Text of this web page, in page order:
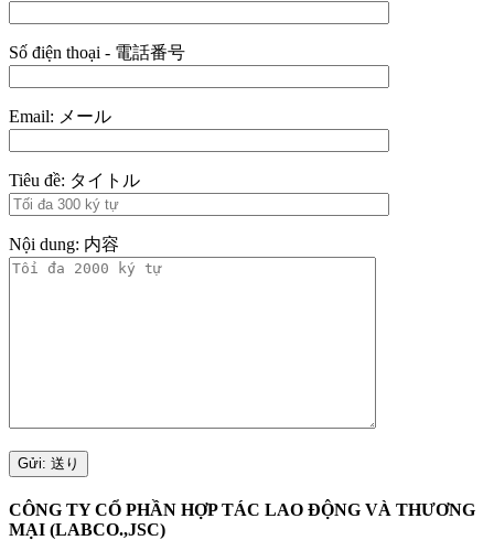
Số điện thoại - 電話番号
Email: メール
Tiêu đề: タイトル
Nội dung: 内容
CÔNG TY CỔ PHẦN HỢP TÁC LAO ĐỘNG VÀ THƯƠNG
MẠI (LABCO.,JSC)